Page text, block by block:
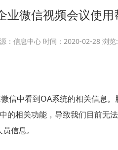
业微信视频会议使用
：信息中心 时间：2020-02-28 浏览:
中看到OA系统的相关信息
的相关功能，导致我们目前
信息。